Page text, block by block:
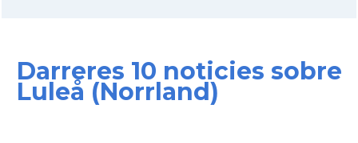
Darreres 10 noticies sobre
Luleå (Norrland)